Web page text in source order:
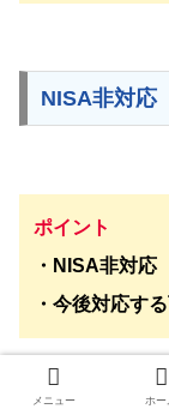
NISA非対応
ポイント
・NISA非対応
・今後対応す
メニュー ホー